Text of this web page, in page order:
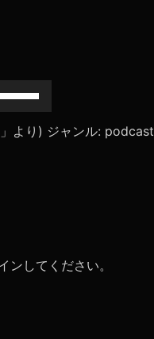
リ
より) ジャンル: podcast
ン してください。